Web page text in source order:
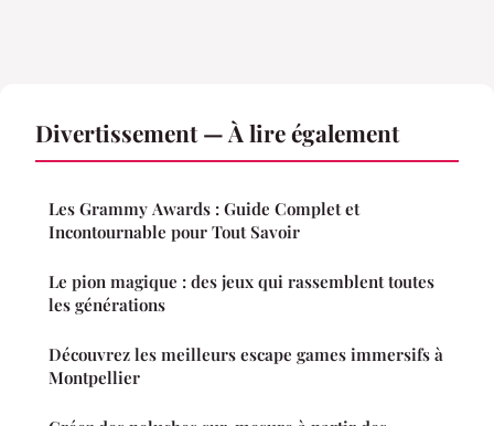
Divertissement — À lire également
Les Grammy Awards : Guide Complet et
Incontournable pour Tout Savoir
Le pion magique : des jeux qui rassemblent toutes
les générations
Découvrez les meilleurs escape games immersifs à
Montpellier